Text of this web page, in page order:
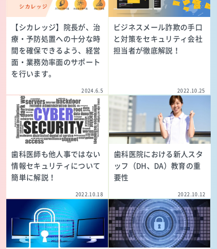
【シカレッジ】院長が、治
療・予防処置への十分な時
間を確保できるよう、経営
面・業務効率面のサポート
を行います。
2024.6.5
ビジネスメール詐欺の手口
と対策をセキュリティ会社
担当者が徹底解説！
2022.10.25
歯科医師も他人事ではない
情報セキュリティについて
簡単に解説！
2022.10.18
歯科医院における新人スタ
ッフ（DH、DA）教育の重
要性
2022.10.12